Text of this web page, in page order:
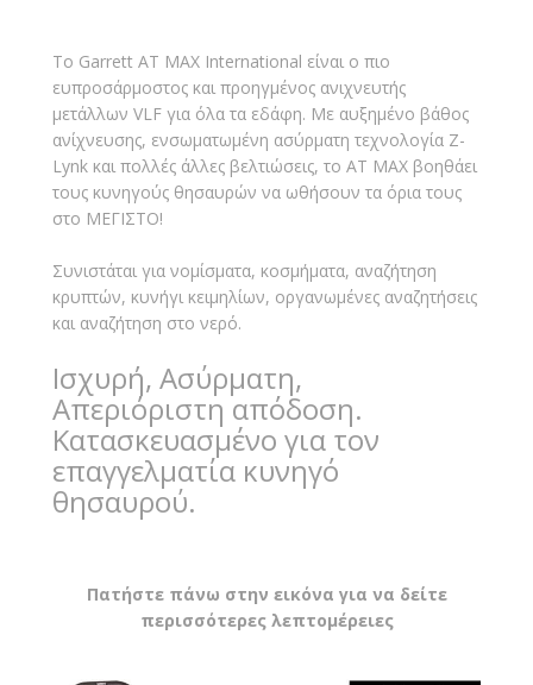
Το Garrett AT MAX International είναι ο πιο
ευπροσάρμοστος και προηγμένος ανιχνευτής
μετάλλων VLF για όλα τα εδάφη. Με αυξημένο βάθος
ανίχνευσης, ενσωματωμένη ασύρματη τεχνολογία Z-
Lynk και πολλές άλλες βελτιώσεις, το AT MAX βοηθάει
τους κυνηγούς θησαυρών να ωθήσουν τα όρια τους
στο ΜΕΓΙΣΤΟ!
Συνιστάται για νομίσματα, κοσμήματα, αναζήτηση
κρυπτών, κυνήγι κειμηλίων, οργανωμένες αναζητήσεις
και αναζήτηση στο νερό.
Ισχυρή, Ασύρματη,
Απεριόριστη απόδοση.
Κατασκευασμένο για τον
επαγγελματία κυνηγό
θησαυρού.
Πατήστε πάνω στην εικόνα για να δείτε
περισσότερες λεπτομέρειες